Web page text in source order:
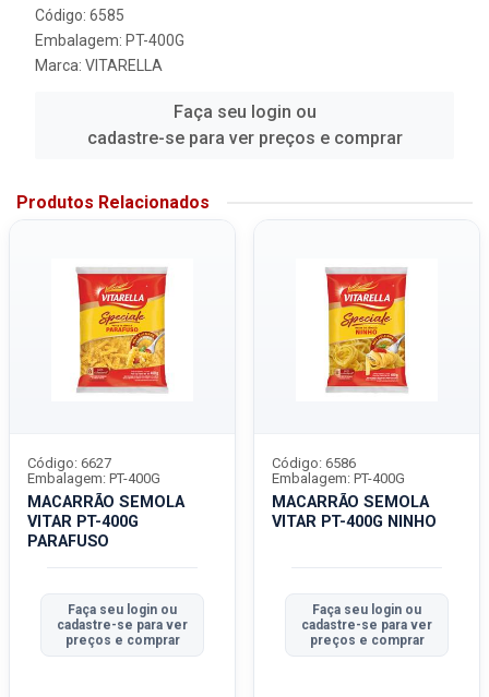
Código: 6585
Embalagem: PT-400G
Marca: VITARELLA
Faça seu login ou
cadastre-se para ver preços e comprar
Produtos Relacionados
MACARRÃO SEMOLA
VITAR PT-400G
PARAFUSO
Código: 6627
Embalagem: PT-400G
Faça seu login ou
cadastre-se para ver
preços e comprar
MACARRÃO SEMOLA
VITAR PT-400G NINHO
Código: 6586
Embalagem: PT-400G
Faça seu login ou
cadastre-se para ver
preços e comprar